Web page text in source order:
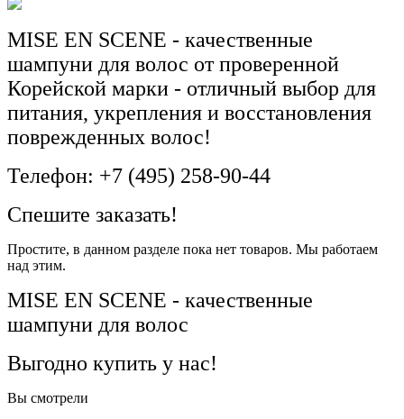
MISE EN SCENE - качественные
шампуни для волос от проверенной
Корейской марки - отличный выбор для
питания, укрепления и восстановления
поврежденных волос!
Телефон: +7 (495) 258-90-44
Спешите заказать!
Простите, в данном разделе пока нет товаров. Мы работаем
над этим.
MISE EN SCENE - качественные
шампуни для волос
Выгодно купить у нас!
Вы смотрели